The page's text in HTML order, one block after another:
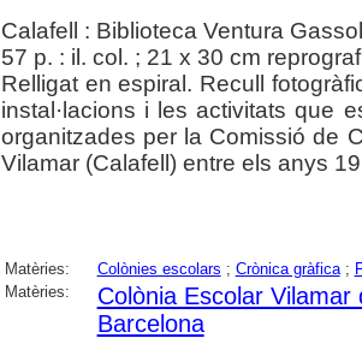
Calafell : Biblioteca Ventura
57 p. : il. col. ; 21 x 30 cm
Relligat en espiral. Recull
instal·lacions i les activitats que
organitzades per la Comissió de
Vilamar (Calafell) entre els anys
Matèries: Colònies escolars ; Crònica gràfica;
Matèries:
Colònia Escolar Vilamar
Barcelona